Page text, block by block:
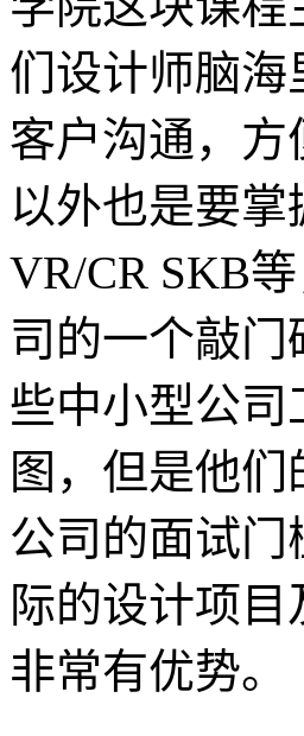
们设计师脑
客户沟通，
以外也是要掌
VR/CR SKB
司的一个敲
些中小型公
图，但是他
公司的面试
际的设计项
非常有优势。